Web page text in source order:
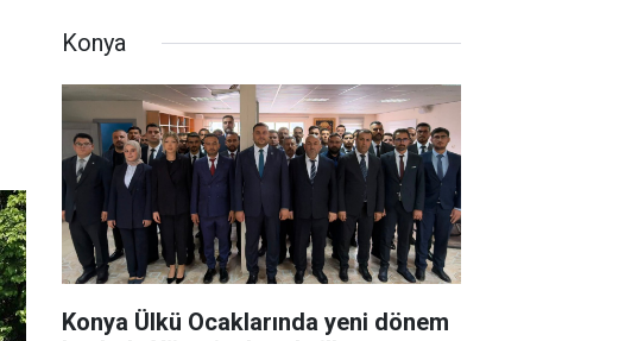
Konya
Konya Ülkü Ocaklarında yeni dönem